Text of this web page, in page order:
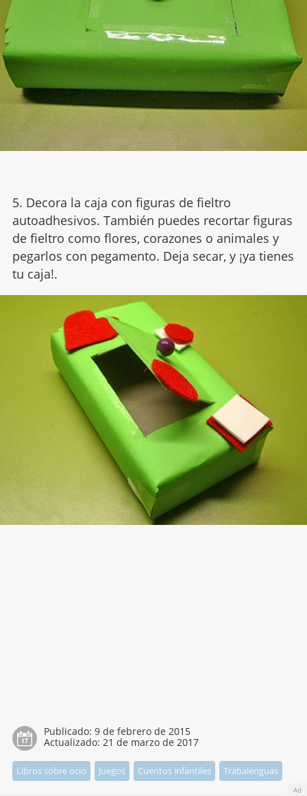
5. Decora la caja con figuras de fieltro
autoadhesivos. También puedes recortar figuras
de fieltro como flores, corazones o animales y
pegarlos con pegamento. Deja secar, y ¡ya tienes
tu caja!.
Publicado: 9 de febrero de 2015
Actualizado: 21 de marzo de 2017
Libros sobre ocio Juegos Cuentos infantiles Trabalenguas
Ad